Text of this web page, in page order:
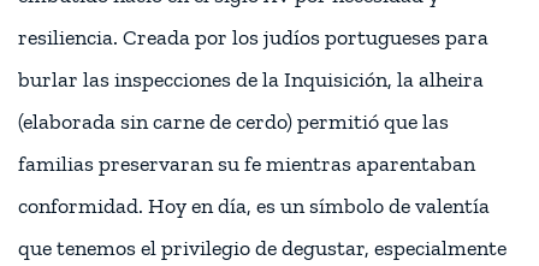
resiliencia. Creada por los judíos portugueses para
burlar las inspecciones de la Inquisición, la alheira
(elaborada sin carne de cerdo) permitió que las
familias preservaran su fe mientras aparentaban
conformidad. Hoy en día, es un símbolo de valentía
que tenemos el privilegio de degustar, especialmente